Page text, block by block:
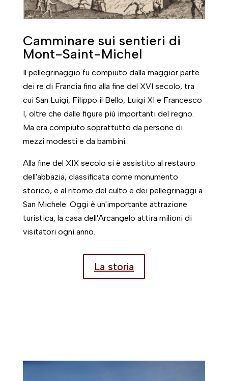
Camminare sui sentieri di
Mont-Saint-Michel
Il pellegrinaggio fu compiuto dalla maggior parte
dei re di Francia fino alla fine del XVI secolo, tra
cui San Luigi, Filippo il Bello, Luigi XI e Francesco
I, oltre che dalle figure più importanti del regno.
Ma era compiuto soprattutto da persone di
mezzi modesti e da bambini.
Alla fine del XIX secolo si è assistito al restauro
dell'abbazia, classificata come monumento
storico, e al ritorno del culto e dei pellegrinaggi a
San Michele. Oggi è un'importante attrazione
turistica, la casa dell'Arcangelo attira milioni di
visitatori ogni anno.
La storia